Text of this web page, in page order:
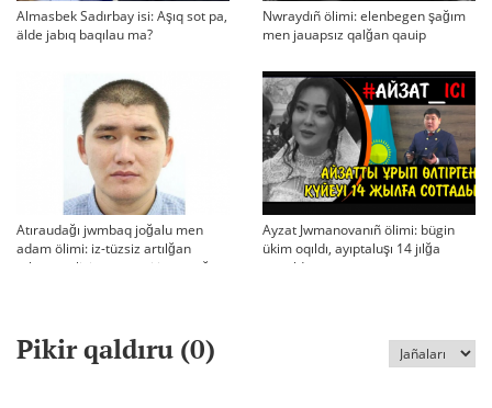
Almasbek Sadırbay isi: Aşıq sot pa,
älde jabıq baqılau ma?
Nwraydıñ ölimi: elenbegen şağım
men jauapsız qalğan qauip
Atıraudağı jwmbaq joğalu men
adam ölimi: iz-tüzsiz artılğan
otbası, policiya tergeui jäne qoğam
Ayzat Jwmanovanıñ ölimi: bügin
ükim oqıldı, ayıptaluşı 14 jılğa
sottaldı
Pikir qaldıru (0)